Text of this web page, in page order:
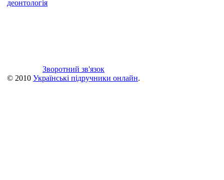
деонтологія
Зворотний зв'язок
© 2010 Українські підручники онлайн.